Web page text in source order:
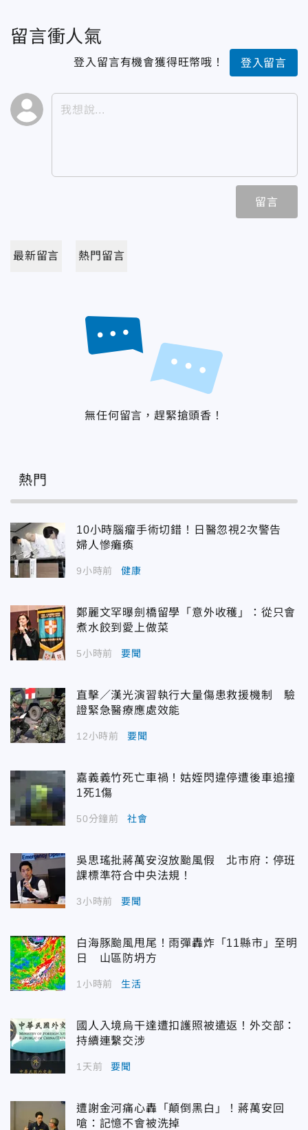
留言衝人氣
登入留言有機會獲得旺幣哦！ 登入留言
留言
最新留言 熱門留言
無任何留言，趕緊搶頭香！
熱門
10小時腦瘤手術切錯！日醫忽視2次警告
婦人慘癱瘓
9小時前 健康
鄭麗文罕曝劍橋留學「意外收穫」：從只會
煮水餃到愛上做菜
5小時前 要聞
直擊／漢光演習執行大量傷患救援機制 驗
證緊急醫療應處效能
12小時前 要聞
嘉義義竹死亡車禍！姑姪閃違停遭後車追撞
1死1傷
50分鐘前 社會
吳思瑤批蔣萬安沒放颱風假 北市府：停班
課標準符合中央法規！
3小時前 要聞
白海豚颱風甩尾！雨彈轟炸「11縣市」至明
日 山區防坍方
1小時前 生活
國人入境烏干達遭扣護照被遣返！外交部：
持續連繫交涉
1天前 要聞
遭謝金河痛心轟「顛倒黑白」！蔣萬安回
嗆：記憶不會被洗掉